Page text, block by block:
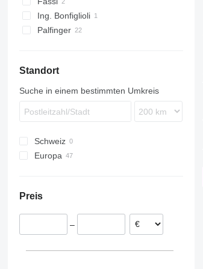
Ing. Bonfiglioli
Palfinger
Standort
Suche in einem bestimmten Umkreis
Schweiz
Europa
Ungarn
Tschechien
Preis
–